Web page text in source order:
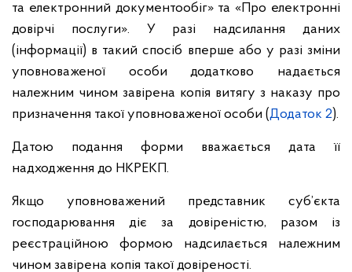
та електронний документообіг» та «Про електронні
довірчі послуги». У разі надсилання даних
(інформації) в такий спосіб вперше або у разі зміни
уповноваженої особи додатково надається
належним чином завірена копія витягу з наказу про
призначення такої уповноваженої особи (Додаток 2).
Датою подання форми вважається дата її
надходження до НКРЕКП.
Якщо уповноважений представник суб’єкта
господарювання діє за довіреністю, разом із
реєстраційною формою надсилається належним
чином завірена копія такої довіреності.